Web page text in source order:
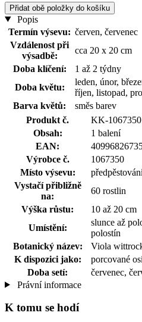
Přidat obě položky do košíku
Popis
Termín výsevu: červen, červenec
Vzdálenost při
výsadbě:
cca 20 x 20 cm
Doba klíčení:
1 až 2 týdny
Doba květu:
leden, únor,
říjen, listopad,
Barva květů:
směs barev
Produkt č.
KK-1067350
Obsah:
1 balení
EAN:
Výrobce č.
1067350
Místo výsevu:
Vystačí přibližně
na:
60 rostlin
Výška růstu:
10 až 20 cm
Umístění:
slunce až
polostín
Botanický název:
Viola
K dispozici jako:
porcované
Doba setí:
červenec,
Právní informace
K tomu se hodí